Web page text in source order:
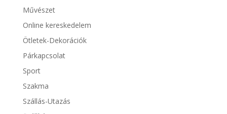
Művészet
Online kereskedelem
Ötletek-Dekorációk
Párkapcsolat
Sport
Szakma
Szállás-Utazás